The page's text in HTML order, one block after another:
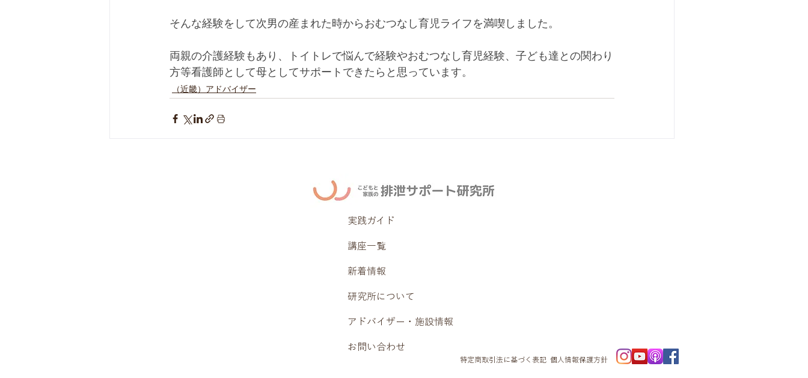
そんな経験をして次男の産まれた時からおむつなし育児ライフを満喫しました。
両親の介護経験もあり、トイトレで悩んで経験やおむつなし育児経験、子ども達との関わり
方等看護師として母としてサポートできたらと思っています。
（近畿）アドバイザー
実践ガイド
講座一覧
新着情報
研究所について
アドバイザー・施設情報
お問い合わせ
特定商取引法に基づく表記 個人情報保護方針